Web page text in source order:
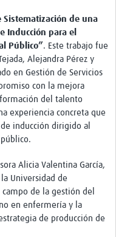
PubMed
Sistematización de una
Inducción para el
Público”. Este trabajo fue
Alejandra Pérez y
en Gestión de Servicios
con la mejora
del talento
experiencia concreta que
inducción dirigido al
Alicia Valentina García,
Universidad de
de la gestión del
en enfermería y la
de producción de